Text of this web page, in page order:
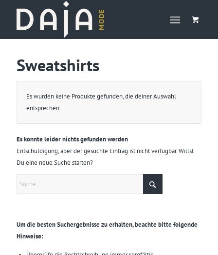
Sweatshirts
Es wurden keine Produkte gefunden, die deiner Auswahl
entsprechen.
Es konnte leider nichts gefunden werden
Entschuldigung, aber der gesuchte Eintrag ist nicht verfügbar. Willst
Du eine neue Suche starten?
Um die besten Suchergebnisse zu erhalten, beachte bitte folgende
Hinweise: